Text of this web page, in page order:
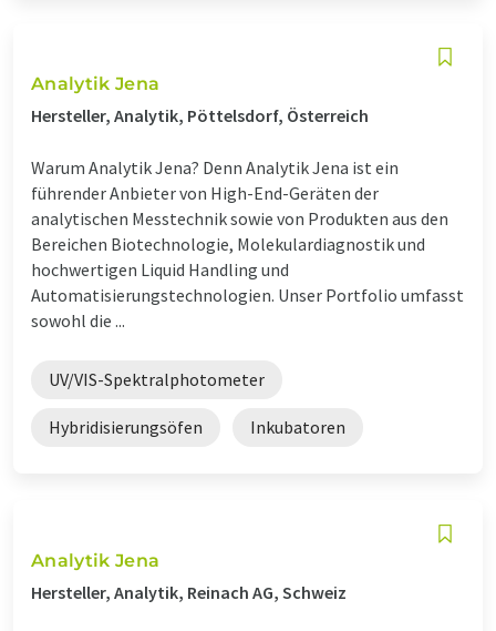
Analytik Jena
Hersteller, Analytik, Pöttelsdorf, Österreich
Warum Analytik Jena? Denn Analytik Jena ist ein
führender Anbieter von High-End-Geräten der
analytischen Messtechnik sowie von Produkten aus den
Bereichen Biotechnologie, Molekulardiagnostik und
hochwertigen Liquid Handling und
Automatisierungstechnologien. Unser Portfolio umfasst
sowohl die ...
UV/VIS-Spektralphotometer
Hybridisierungsöfen Inkubatoren
Analytik Jena
Hersteller, Analytik, Reinach AG, Schweiz